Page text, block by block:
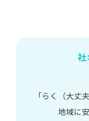
「らく​（大丈
地域に​